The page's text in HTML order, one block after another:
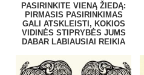
PASIRINKITE VIENĄ ŽIEDĄ:
PIRMASIS PASIRINKIMAS
GALI ATSKLEISTI, KOKIOS
VIDINĖS STIPRYBĖS JUMS
DABAR LABIAUSIAI REIKIA